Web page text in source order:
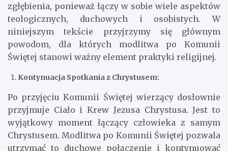
zgłębienia, ponieważ łączy w sobie wiele aspektów
teologicznych, duchowych i osobistych. W
niniejszym tekście przyjrzymy się głównym
powodom, dla których modlitwa po Komunii
Świętej stanowi ważny element praktyki religijnej.
Kontynuacja Spotkania z Chrystusem:
Po przyjęciu Komunii Świętej wierzący dosłownie
przyjmuje Ciało i Krew Jezusa Chrystusa. Jest to
wyjątkowy moment łączący człowieka z samym
Chrystusem. Modlitwa po Komunii Świętej pozwala
utrzymać to duchowe połączenie i kontynuować